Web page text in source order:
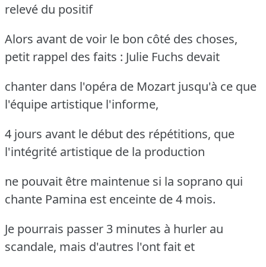
relevé du positif
Alors avant de voir le bon côté des choses,
petit rappel des faits : Julie Fuchs devait
chanter dans l'opéra de Mozart jusqu'à ce que
l'équipe artistique l'informe,
4 jours avant le début des répétitions, que
l'intégrité artistique de la production
ne pouvait être maintenue si la soprano qui
chante Pamina est enceinte de 4 mois.
Je pourrais passer 3 minutes à hurler au
scandale, mais d'autres l'ont fait et